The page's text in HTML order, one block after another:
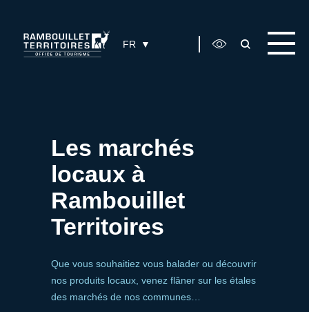
FR
Les marchés
locaux à
Rambouillet
Territoires
Que vous souhaitiez vous balader ou découvrir
nos produits locaux, venez flâner sur les étales
des marchés de nos communes…